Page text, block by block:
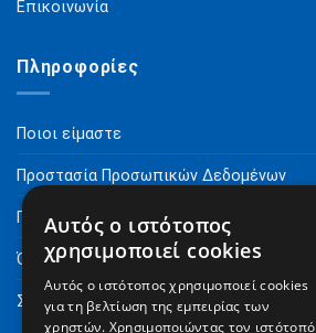
Επικοινωνία
Πληροφορίες
Ποιοι είμαστε
Προστασία Προσωπικών Δεδομένων
Πνευματικά Δικαιώματα
Όροι Χρήσης
Συχνές Ερωτήσεις
Αυτός ο ιστότοπος
χρησιμοποιεί cookies
Αυτός ο ιστότοπος χρησιμοποιεί cookies
για τη βελτίωση της εμπειρίας των
χρηστών. Χρησιμοποιώντας τον ιστότοπό